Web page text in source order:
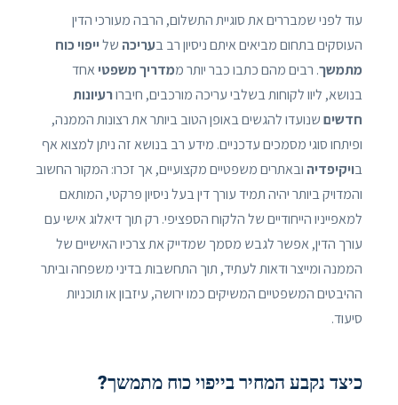
עוד לפני שמבררים את סוגיית התשלום, הרבה מעורכי הדין
העוסקים בתחום מביאים איתם ניסיון רב בעריכה שלייפוי כוח
מתמשך. רבים מהם כתבו כבר יותר ממדריך משפטי אחד
בנושא, ליוו לקוחות בשלבי עריכה מורכבים, חיברורעיונות
חדשיםשנועדו להגשים באופן הטוב ביותר את רצונות הממנה,
ופיתחו סוגי מסמכים עדכניים. מידע רב בנושא זה ניתן למצוא אף
בויקיפדיה ובאתרים משפטיים מקצועיים, אך זכרו: המקור החשוב
והמדויק ביותר יהיה תמיד עורך דין בעל ניסיון פרקטי, המותאם
למאפייניו הייחודיים של הלקוח הספציפי. רק תוך דיאלוג אישי עם
עורך הדין, אפשר לגבש מסמך שמדייק את צרכיו האישיים של
הממנה ומייצר ודאות לעתיד, תוך התחשבות בדיני משפחה וביתר
ההיבטים המשפטיים המשיקים כמו ירושה, עיזבון או תוכניות
סיעוד.
כיצד נקבע המחיר בייפוי כוח מתמשך?